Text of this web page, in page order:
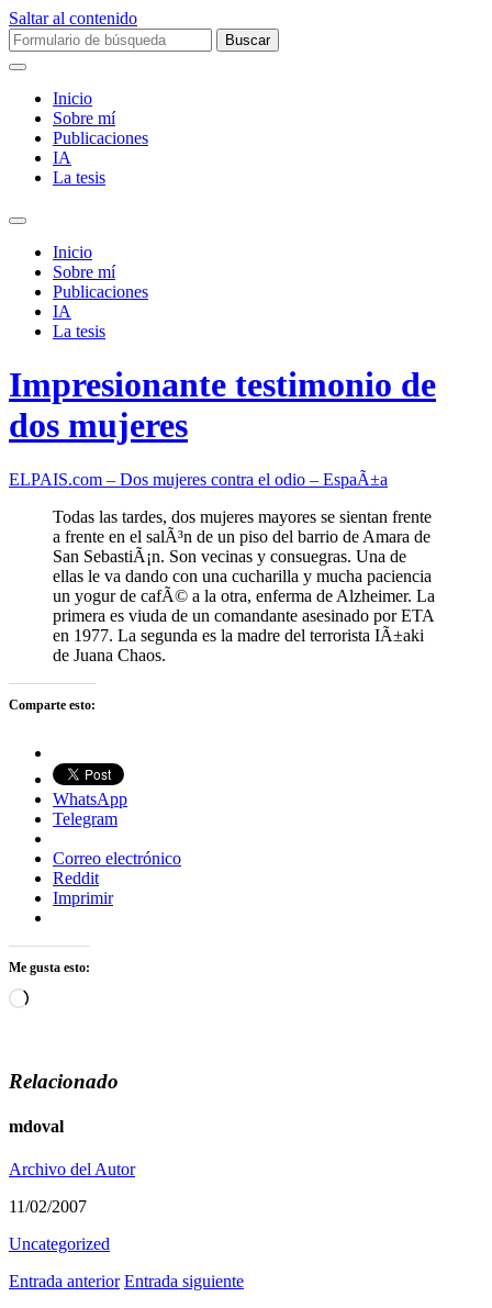
Saltar al contenido
Buscar:
Inicio
Sobre mí­
Publicaciones
IA
La tesis
Alternar
campo
búsqueda
Inicio
Sobre mí­
Publicaciones
IA
La tesis
Impresionante testimonio de
dos mujeres
ELPAIS.com – Dos mujeres contra el odio – EspaÃ±a
Todas las tardes, dos mujeres mayores se sientan frente
a frente en el salÃ³n de un piso del barrio de Amara de
San SebastiÃ¡n. Son vecinas y consuegras. Una de
ellas le va dando con una cucharilla y mucha paciencia
un yogur de cafÃ© a la otra, enferma de Alzheimer. La
primera es viuda de un comandante asesinado por ETA
en 1977. La segunda es la madre del terrorista IÃ±aki
de Juana Chaos.
Comparte esto:
WhatsApp
Telegram
Correo electrónico
Reddit
Imprimir
Me gusta esto:
Cargando...
Relacionado
mdoval
Archivo del Autor
11/02/2007
Uncategorized
Entrada anterior Entrada siguiente